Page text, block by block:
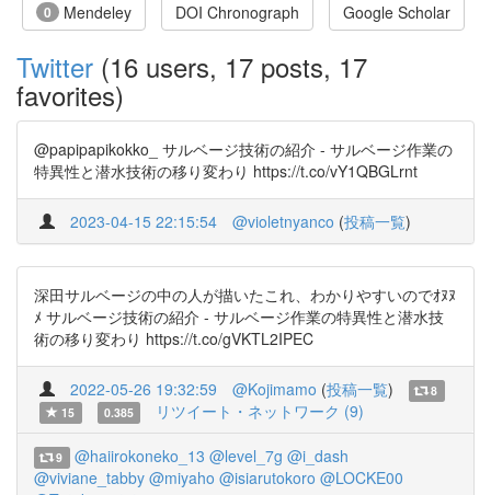
0 Mendeley DOI Chronograph Google Scholar
Twitter (16 users, 17 posts, 17
favorites)
@papipapikokko_ サルベージ技術の紹介 - サルベージ作業の
特異性と潜水技術の移り変わり https://t.co/vY1QBGLrnt
2023-04-15 22:15:54 @violetnyanco (投稿一覧)
深田サルベージの中の人が描いたこれ、わかりやすいのでｵﾇﾇ
ﾒ サルベージ技術の紹介 - サルベージ作業の特異性と潜水技
術の移り変わり https://t.co/gVKTL2IPEC
2022-05-26 19:32:59 @Kojimamo (投稿一覧)
8
15
0.385 リツイート・ネットワーク (9)
9 @haiirokoneko_13 @level_7g @i_dash
@viviane_tabby @miyaho @isiarutokoro @LOCKE00